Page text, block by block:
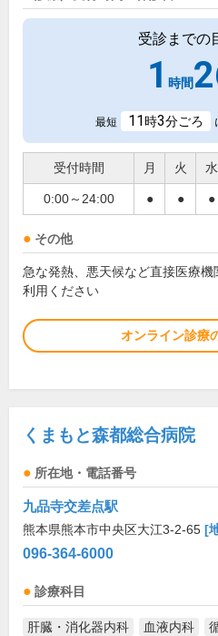
受診までの
1 時間
最短 11時3分ごろ
受付時間 月 火 水
0:00～24:00 ● ● ●
その他
急な発熱、悪天候など直接医療
利用ください
オンライン診療
くまもと森都総合病院
所在地・電話番号
九品寺交差点駅
熊本県熊本市中央区大江3-2-65 [
096-364-6000
診療科目
肝臓・消化器内科 血液内科